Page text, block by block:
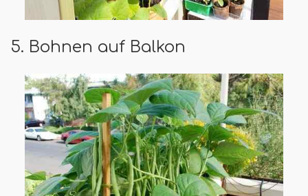
5. Bohnen auf Balkon